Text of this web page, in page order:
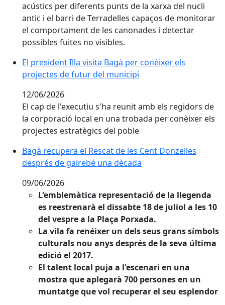
acústics per diferents punts de la xarxa del nucli
antic i el barri de Terradelles capaços de monitorar
el comportament de les canonades i detectar
possibles fuites no visibles.
El president Illa visita Bagà per conèixer els
El president Illa visita Bagà per conèixer els
projectes de futur del municipi
12/06/2026
El cap de l'executiu s'ha reunit amb els regidors de
la corporació local en una trobada per conèixer els
projectes estratègics del poble
Bagà recupera el Rescat de les Cent Donzelles
Bagà recupera el Rescat de les Cent Donzelles
després de gairebé una dècada
09/06/2026
L'emblemàtica representació de la llegenda
es reestrenarà el dissabte 18 de juliol a les 10
del vespre a la Plaça Porxada.
La vila fa renéixer un dels seus grans símbols
culturals nou anys després de la seva última
edició el 2017.
El talent local puja a l'escenari en una
mostra que aplegarà 700 persones en un
muntatge que vol recuperar el seu esplendor